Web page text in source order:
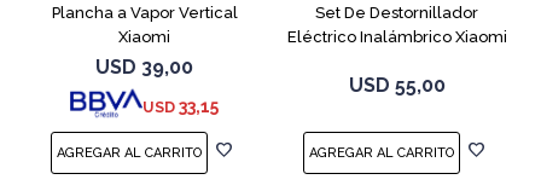
Plancha a Vapor Vertical
Xiaomi
USD 39,00
USD 33,15
Set De Destornillador
Eléctrico Inalámbrico Xiaomi
USD 55,00